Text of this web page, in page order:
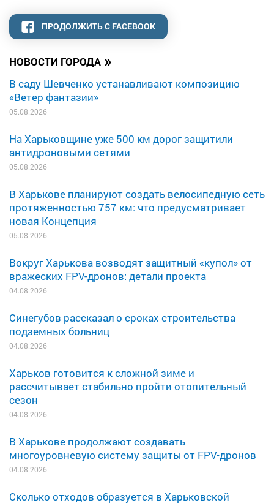
НОВОСТИ ГОРОДА »
В саду Шевченко устанавливают композицию
«Ветер фантазии»
05.08.2026
На Харьковщине уже 500 км дорог защитили
антидроновыми сетями
05.08.2026
В Харькове планируют создать велосипедную сеть
протяженностью 757 км: что предусматривает
новая Концепция
05.08.2026
Вокруг Харькова возводят защитный «купол» от
вражеских FPV-дронов: детали проекта
04.08.2026
Синегубов рассказал о сроках строительства
подземных больниц
04.08.2026
Харьков готовится к сложной зиме и
рассчитывает стабильно пройти отопительный
сезон
04.08.2026
В Харькове продолжают создавать
многоуровневую систему защиты от FPV-дронов
04.08.2026
Сколько отходов образуется в Харьковской
ПРОДОЛЖИТЬ С FACEBOOK